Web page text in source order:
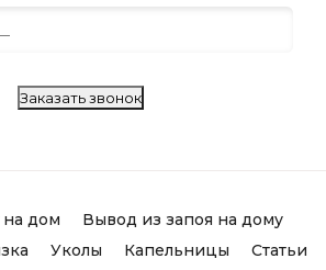
Заказать звонок
на дом
Вывод из запоя на дому
Уколы Капельницы
Статьи